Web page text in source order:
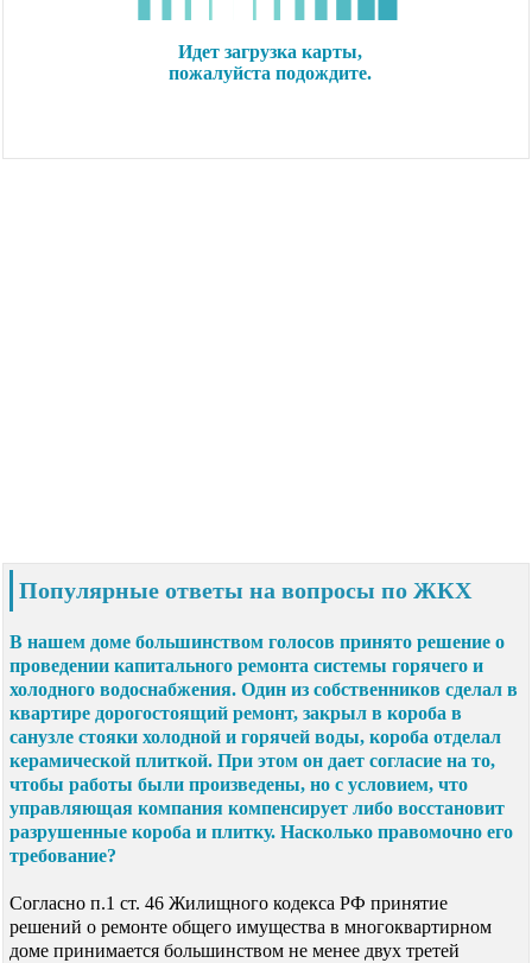
Популярные ответы на вопросы по ЖКХ
В нашем доме большинством голосов принято решение о
проведении капитального ремонта системы горячего и
холодного водоснабжения. Один из собственников сделал в
квартире дорогостоящий ремонт, закрыл в короба в
санузле стояки холодной и горячей воды, короба отделал
керамической плиткой. При этом он дает согласие на то,
чтобы работы были произведены, но с условием, что
управляющая компания компенсирует либо восстановит
разрушенные короба и плитку. Насколько правомочно его
требование?
Согласно п.1 ст. 46 Жилищного кодекса РФ принятие
решений о ремонте общего имущества в многоквартирном
доме принимается большинством не менее двух третей